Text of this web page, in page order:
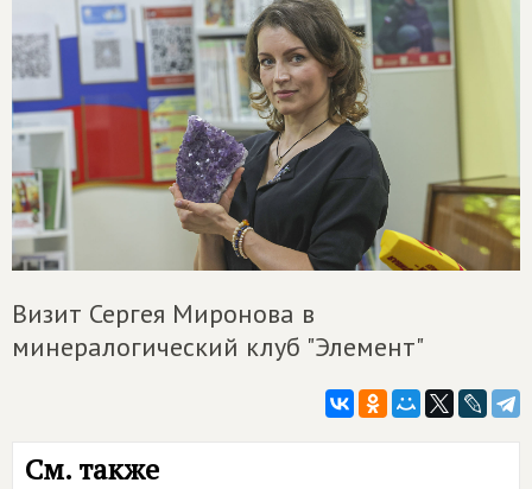
Визит Сергея Миронова в
минералогический клуб "Элемент"
См. также